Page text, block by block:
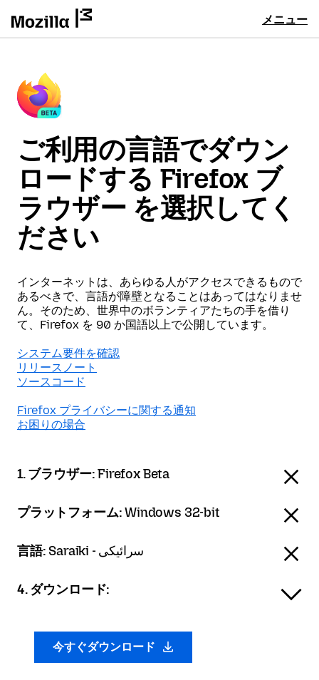
メニュー
ご利用の言語でダウン
ロードする Firefox ブ
ラウザー を選択してく
ださい
インターネットは、あらゆる人がアクセスできるもので
あるべきで、言語が障壁となることはあってはなりませ
ん。そのため、世界中のボランティアたちの手を借り
て、Firefox を 90 か国語以上で公開しています。
システム要件を確認
リリースノート
ソースコード
Firefox プライバシーに関する通知
お困りの場合
1. ブラウザー:Firefox Beta
プラットフォーム:Windows 32-bit
言語: Saraiki - سرائیکی
4. ダウンロード:
今すぐダウンロード